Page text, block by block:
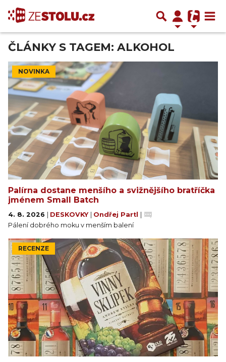
ČLÁNKY S TAGEM: ALKOHOL
NOVINKA
Palírna dostane menšího a svižnějšího bratříčka
jménem Small Batch
4. 8. 2026 DESKOVKY Ondřej Partl
Pálení dobrého moku v menším balení
RECENZE